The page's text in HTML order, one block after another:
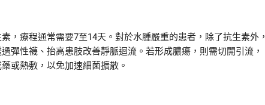
，療程通常需要7至14天。對於水腫嚴重的患者，除了抗生素外
彈性襪、抬高患肢改善靜脈迴流。若形成膿瘍，則需切開引流，
或熱敷，以免加速細菌擴散。